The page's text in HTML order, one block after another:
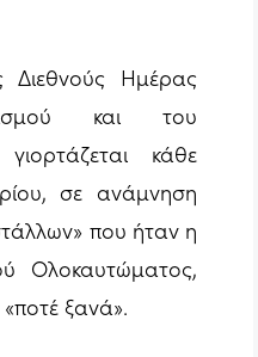
Διεθνούς Ημέρας
και του
κάθε
σε ανάμνηση
που ήταν η
Ολοκαυτώματος,
ξανά».